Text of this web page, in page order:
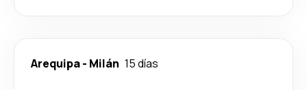
Arequipa- Milán 15 días